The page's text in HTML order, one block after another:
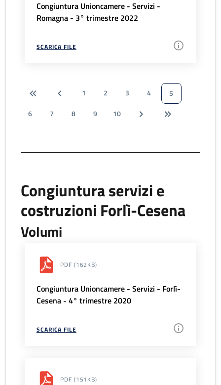
Congiuntura Unioncamere - Servizi -
Romagna - 3° trimestre 2022
SCARICA FILE
1 2 3 4
5
6
7 8 9 10
Congiuntura servizi e
costruzioni Forlì-Cesena
Volumi
PDF (162KB)
Congiuntura Unioncamere - Servizi - Forlì-
Cesena - 4° trimestre 2020
SCARICA FILE
PDF (151KB)